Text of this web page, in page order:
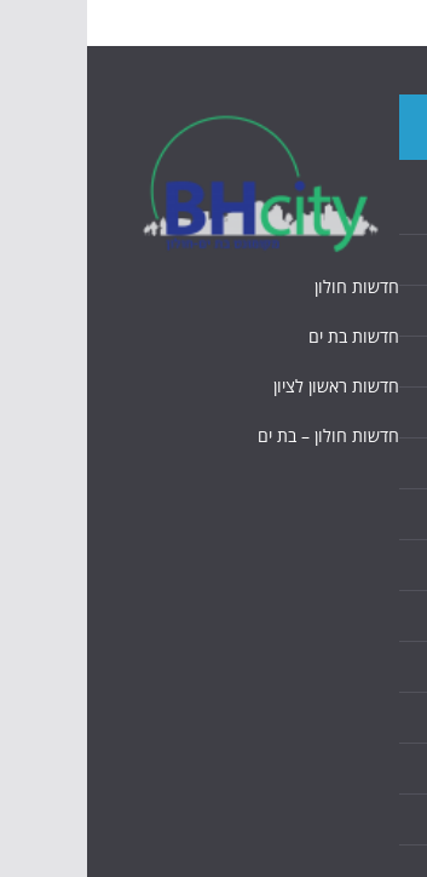
חדשות חולון
חדשות בת ים
חדשות ראשון לציון
חדשות חולון – בת ים